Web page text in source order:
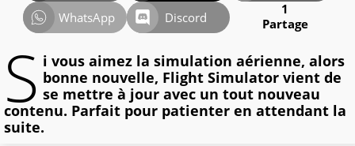
WhatsApp
Discord
1
Partage
S i vous aimez la simulation aérienne, alors
bonne nouvelle, Flight Simulator vient de
se mettre à jour avec un tout nouveau
contenu. Parfait pour patienter en attendant la
suite.